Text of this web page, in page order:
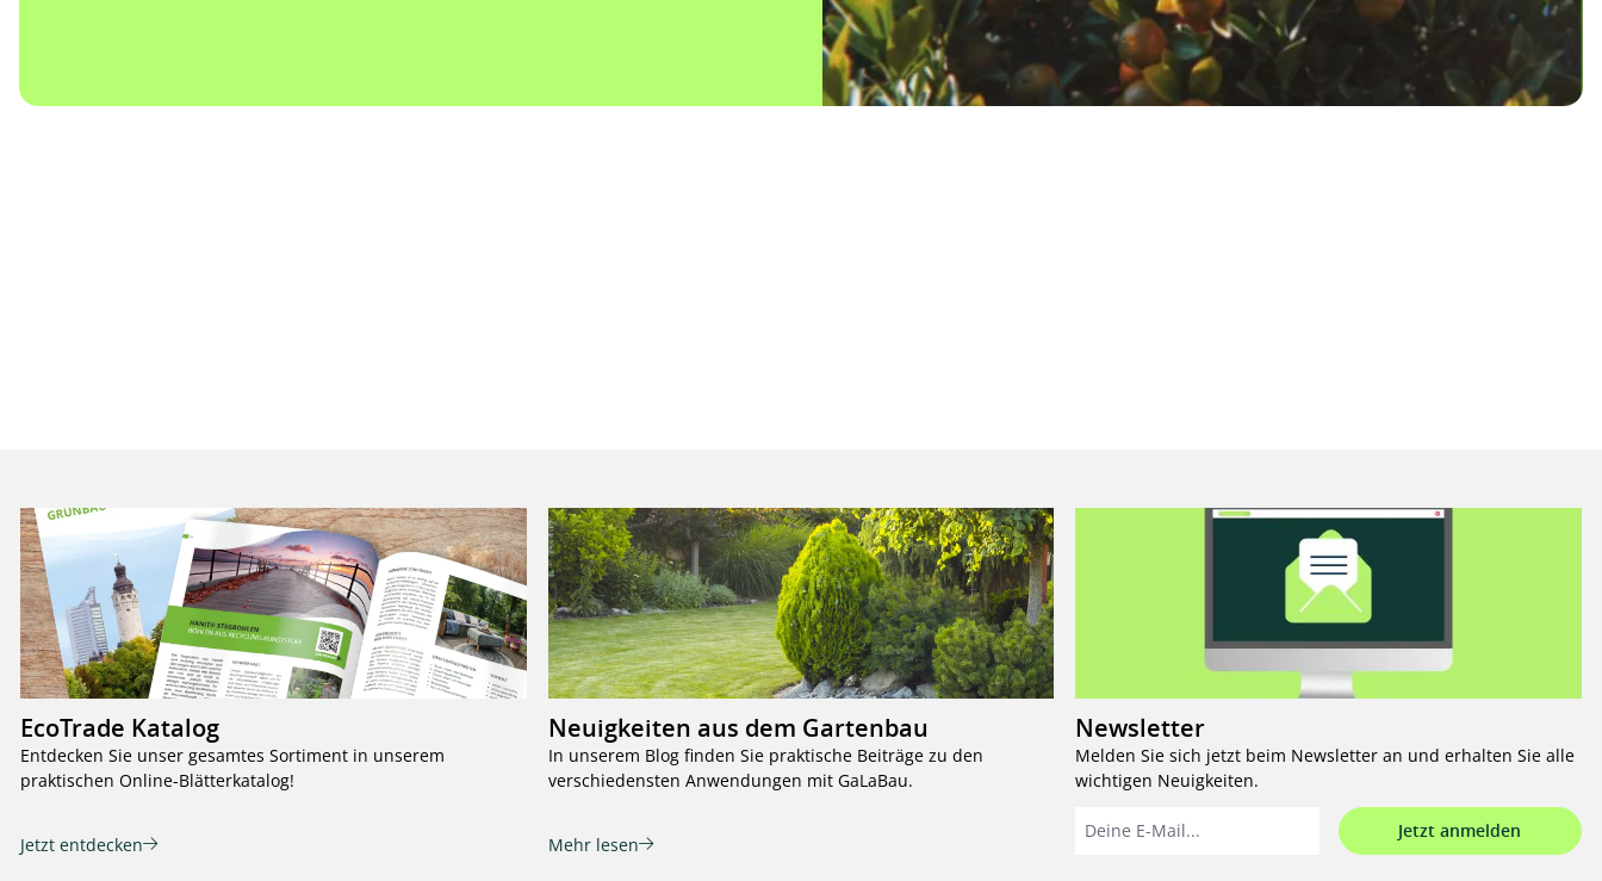
EcoTrade Katalog
Entdecken Sie unser gesamtes Sortiment in unserem
praktischen Online-Blätterkatalog!
Jetzt entdecken
Neuigkeiten aus dem Gartenbau
In unserem Blog finden Sie praktische Beiträge zu den
verschiedensten Anwendungen mit GaLaBau.
Mehr lesen
Newsletter
Melden Sie sich jetzt beim Newsletter an und erhalten Sie alle
wichtigen Neuigkeiten.
Jetzt anmelden